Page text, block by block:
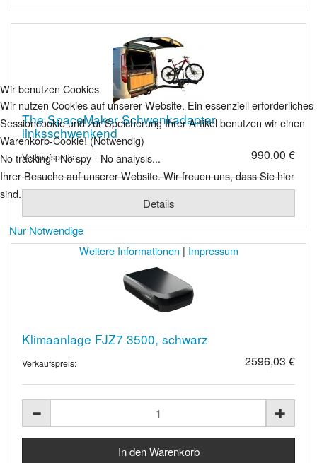
The SpaceMaker Schwenkadapter
linksschwenkend
Verkaufspreis: 990,00 €
Details
Klimaanlage FJZ7 3500, schwarz
Verkaufspreis: 2596,03 €
Wir benutzen Cookies
Wir nutzen Cookies auf unserer Website. Ein essenziell erforderliches
Sessioncookie und zur Speicherung Ihrer Artikel benutzen wir einen
Warenkorb-Cookie! (Notwendig)
No tracking - No spy - No analysis...
Ihrer Besuche auf unserer Website. Wir freuen uns, dass Sie hier
sind.
Nur Notwendige
Weitere Informationen | Impressum